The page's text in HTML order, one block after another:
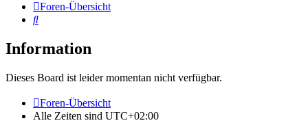
Foren-Übersicht
Suche
Information
Dieses Board ist leider momentan nicht verfügbar.
Foren-Übersicht
Alle Zeiten sind UTC+02:00